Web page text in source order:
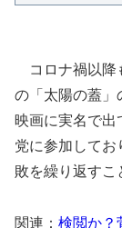
コロナ禍以降
の「太陽の蓋」
映画に実名で出
党に参加してお
敗を繰り返すこ
関連： 検閲か？